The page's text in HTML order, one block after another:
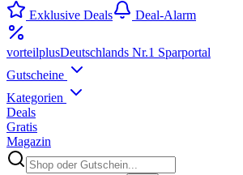
Exklusive Deals
Deal-Alarm
vorteilplusDeutschlands Nr.1 Sparportal
Gutscheine
Kategorien
Deals
Gratis
Magazin